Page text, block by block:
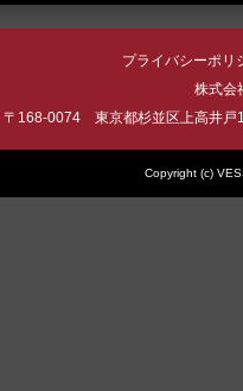
プライバシーポリ
株式会
〒168-0074 東京都杉並区上高井
Copyright (c)